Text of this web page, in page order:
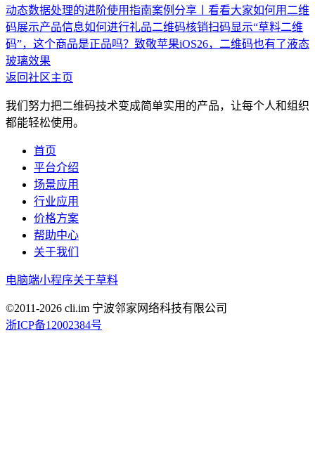
动态数据处理的进阶使用指南案例分享丨看看大家如何用二维
码展示产品信息如何进行礼品二维码核销扫码显示“草料二维
码”，这个商品是正品吗？ 致敬苹果iOS26，二维码也有了液态
玻璃效果
返回社区主页
我们努力把二维码技术变成简单实用的产品，让每个人和组织
都能轻松使用。
首页
平台介绍
场景应用
行业应用
价格方案
帮助中心
关于我们
电脑端小程序关于草料
©2011-2026 cli.im 宁波邻家网络科技有限公司
浙ICP备12002384号